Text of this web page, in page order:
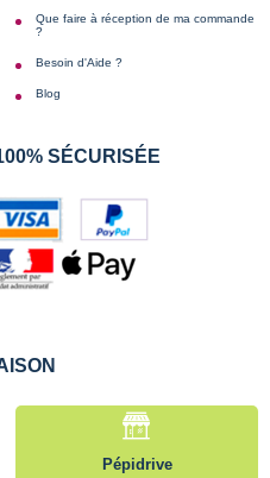
Que faire à réception de ma commande
?
Besoin d'Aide ?
Blog
SÉCURISÉE
Pépidrive